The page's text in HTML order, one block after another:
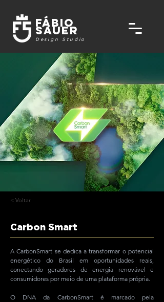
Design Studio
FÁbio
Sauer
< Voltar
Carbon Smart
A CarbonSmart se dedica a transformar o potencial
energético do Brasil em oportunidades reais,
conectando geradores de energia renovável e
consumidores por meio de uma plataforma própria.
O DNA da CarbonSmart é marcado pela